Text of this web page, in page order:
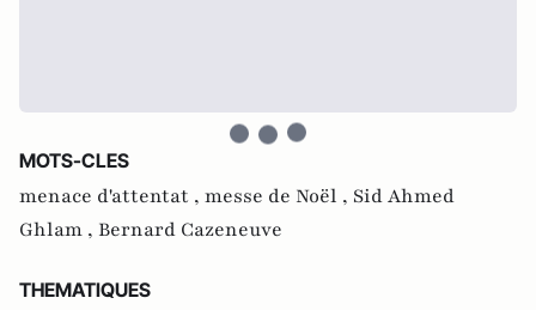
MOTS-CLES
menace d'attentat , messe de Noël , Sid Ahmed
Ghlam , Bernard Cazeneuve
THEMATIQUES